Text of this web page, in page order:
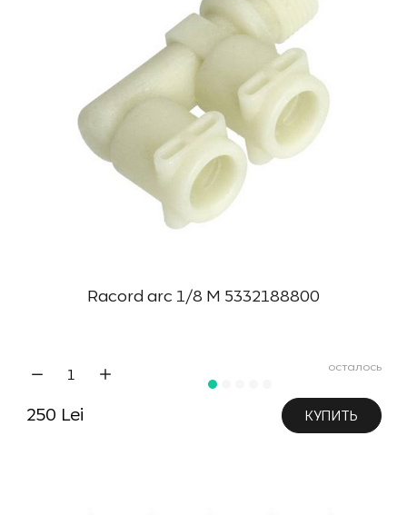
Racord arc 1/8 M 5332188800
осталось
250 Lei КУПИТЬ